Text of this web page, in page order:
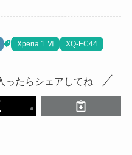
Xperia 1 Ⅵ XQ-EC44
ったらシェアしてね